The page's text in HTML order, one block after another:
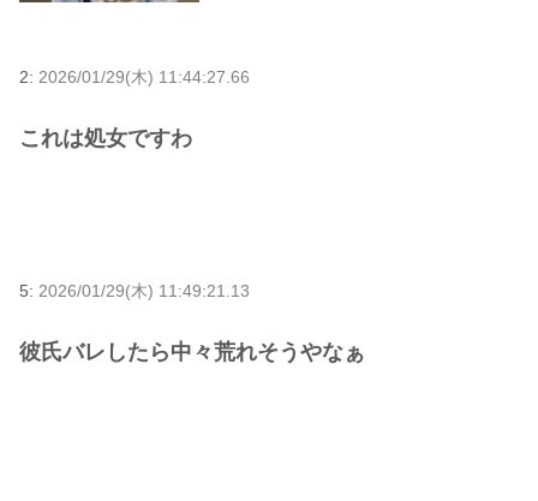
2: 2026/01/29(木) 11:44:27.66
これは処女ですわ
5: 2026/01/29(木) 11:49:21.13
彼氏バレしたら中々荒れそうやなぁ